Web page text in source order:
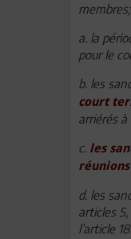
membres;
a. la
pour le
b. les
court
arriérés à
c. les
d. les
articles
l’article